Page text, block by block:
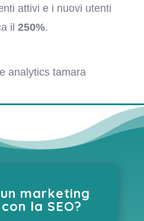
attivi e i nuovi utenti
il 250%.
marketing
la SEO?